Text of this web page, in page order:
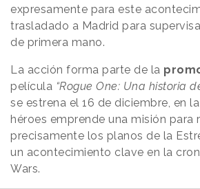
expresamente para este
trasladado a Madrid para
de primera mano.
La acción forma parte de la
película “Rogue One: Una historia
se estrena el 16 de diciembre, en
héroes emprende una misión para
precisamente los planos de la
un acontecimiento clave en la
Wars.